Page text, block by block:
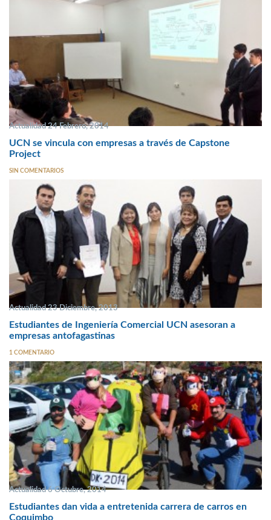
Actualidad 24 Febrero, 2014
UCN se vincula con empresas a través de Capstone
Project
SIN COMENTARIOS
Actualidad 23 Diciembre, 2013
Estudiantes de Ingeniería Comercial UCN asesoran a
empresas antofagastinas
1 COMENTARIO
Actualidad 6 Octubre, 2014
Estudiantes dan vida a entretenida carrera de carros en
Coquimbo